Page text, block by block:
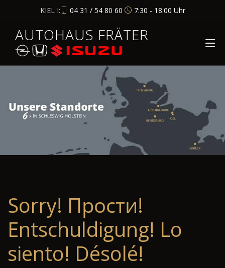
KIEL I: 04 31 / 54 80 60 7:30 - 18:00 Uhr
AUTOHAUS FRÄTER
Sorry! Прости!
Entschuldigung! Lo
siento! Désolé!